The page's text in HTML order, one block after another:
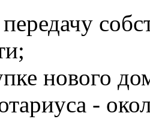
нового
-